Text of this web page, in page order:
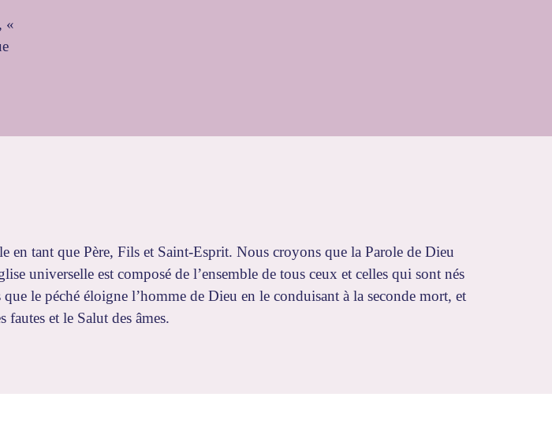
«
tant que Père, Fils et Saint-Esprit. Nous croyons que la Parole de Dieu
universelle est composé de l’ensemble de tous ceux et celles qui sont nés
le péché éloigne l’homme de Dieu en le conduisant à la seconde mort, et
et le Salut des âmes.